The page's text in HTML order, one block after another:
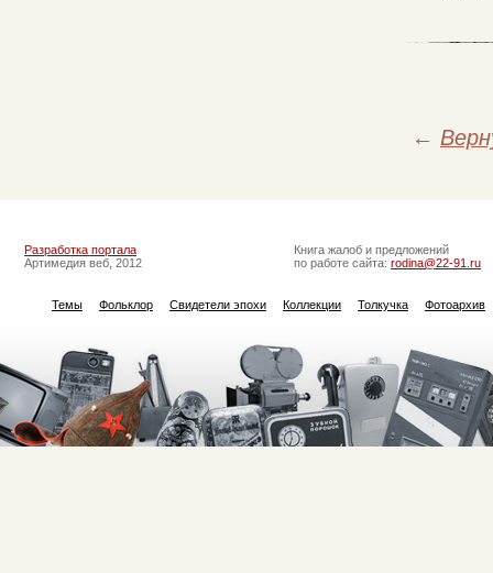
←
Разработка портала
Артимедия веб, 2012
Книга жалоб и предложений
по работе сайта: rodina@22-91.ru
Темы Фольклор Свидетели эпохи Коллекции Толкучка Фотоархив